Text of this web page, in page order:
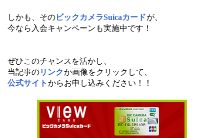
しかも、そのビックカメラSuicaカードが、
今なら入会キャンペーンも実施中です！
ぜひこのチャンスを活かし、
当記事のリンクか画像をクリックして、
公式サイト からお申し込みください！！